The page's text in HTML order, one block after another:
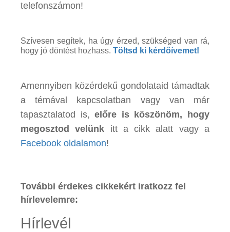
telefonszámon!
Szívesen segítek, ha úgy érzed, szükséged van rá,
hogy jó döntést hozhass. Töltsd ki kérdőívemet!
Amennyiben közérdekű gondolataid támadtak
a témával kapcsolatban vagy van már
tapasztalatod is,előre is köszönöm, hogy
megosztod velünk itt a cikk alatt vagy a
Facebook oldalamon!
További érdekes cikkekért iratkozz fel
hírlevelemre:
Hírlevél